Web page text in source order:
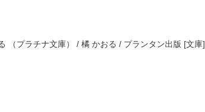
（プラチナ文庫） / 橘 かおる / プランタン出版 [文庫]